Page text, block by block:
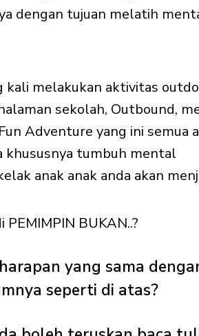
dengan tujuan melatih
kali melakukan aktivitas
sekolah, Outbound,
Adventure yang ini semua
khususnya tumbuh mental
anak anak anda akan
BUKAN..?
yang sama
seperti di atas?